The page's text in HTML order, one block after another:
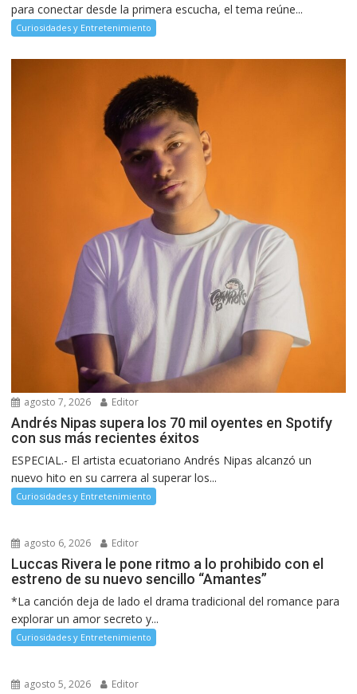
para conectar desde la primera escucha, el tema reúne...
Curiosidades y Entretenimiento
agosto 7, 2026 Editor
Andrés Nipas supera los 70 mil oyentes en Spotify
con sus más recientes éxitos
ESPECIAL.- El artista ecuatoriano Andrés Nipas alcanzó un
nuevo hito en su carrera al superar los...
Curiosidades y Entretenimiento
agosto 6, 2026 Editor
Luccas Rivera le pone ritmo a lo prohibido con el
estreno de su nuevo sencillo “Amantes”
*La canción deja de lado el drama tradicional del romance para
explorar un amor secreto y...
Curiosidades y Entretenimiento
agosto 5, 2026 Editor